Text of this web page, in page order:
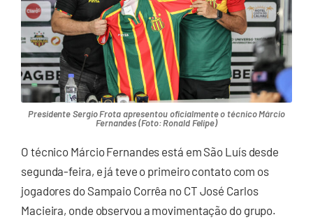
Presidente Sergio Frota apresentou oficialmente o técnico Márcio
Fernandes (Foto: Ronald Felipe)
O técnico Márcio Fernandes está em São Luís desde
segunda-feira, e já teve o primeiro contato com os
jogadores do Sampaio Corrêa no CT José Carlos
Macieira, onde observou a movimentação do grupo.